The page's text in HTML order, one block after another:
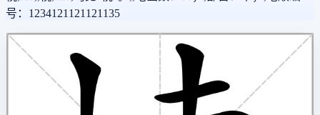
号：1234121121121135